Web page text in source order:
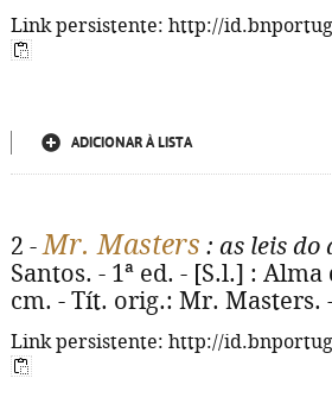
Link persistente: http://
ADICIONAR À LISTA
2 -Mr. Masters : as leis do
Santos. - 1ª ed. - [S.l.] :
cm. - Tít. orig.: Mr. Masters.
Link persistente: http://